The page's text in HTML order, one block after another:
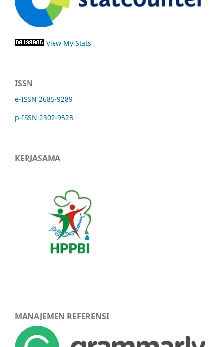
View My Stats
ISSN
e-ISSN 2685-9289
p-ISSN 2302-9528
KERJASAMA
MANAJEMEN REFERENSI